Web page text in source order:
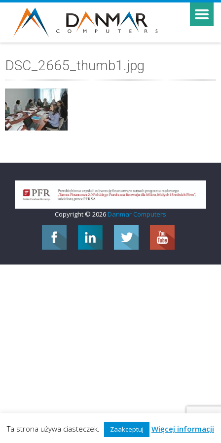
DSC_2665_thumb1.jpg
Copyright © 2026 Danmar Computers
Ta strona używa ciasteczek. Zaakceptuj Więcej informacji